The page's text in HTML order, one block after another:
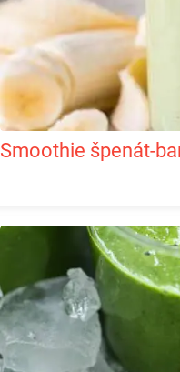
Smoothie špenát-